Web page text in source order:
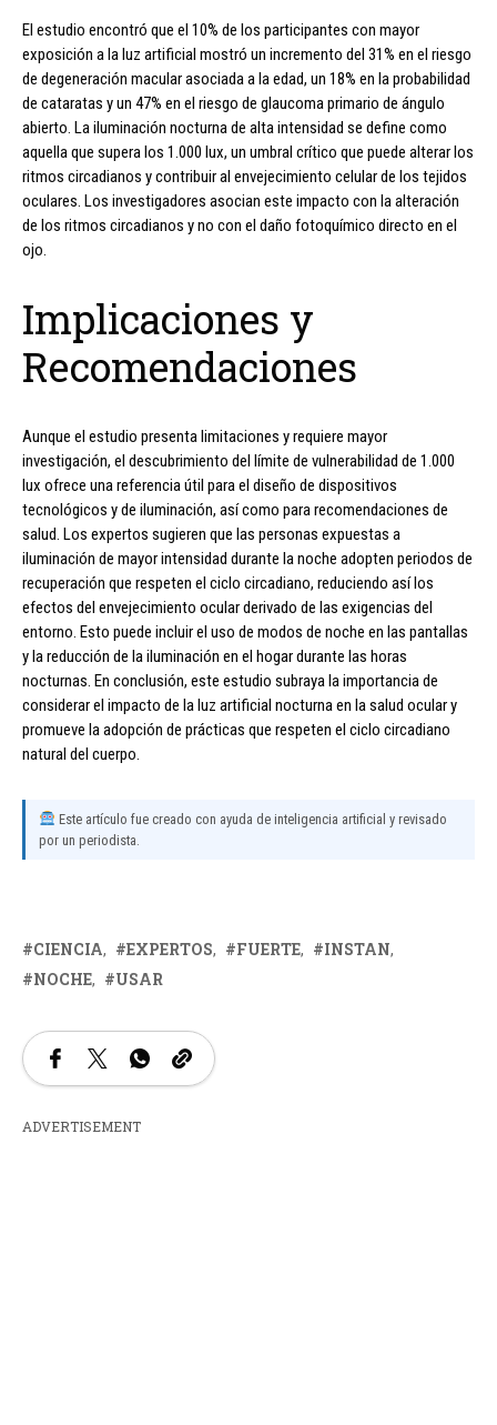
El estudio encontró que el 10% de los participantes con mayor
exposición a la luz artificial mostró un incremento del 31% en el riesgo
de degeneración macular asociada a la edad, un 18% en la probabilidad
de cataratas y un 47% en el riesgo de glaucoma primario de ángulo
abierto. La iluminación nocturna de alta intensidad se define como
aquella que supera los 1.000 lux, un umbral crítico que puede alterar los
ritmos circadianos y contribuir al envejecimiento celular de los tejidos
oculares. Los investigadores asocian este impacto con la alteración
de los ritmos circadianos y no con el daño fotoquímico directo en el
ojo.
Implicaciones y
Recomendaciones
Aunque el estudio presenta limitaciones y requiere mayor
investigación, el descubrimiento del límite de vulnerabilidad de 1.000
lux ofrece una referencia útil para el diseño de dispositivos
tecnológicos y de iluminación, así como para recomendaciones de
salud. Los expertos sugieren que las personas expuestas a
iluminación de mayor intensidad durante la noche adopten periodos de
recuperación que respeten el ciclo circadiano, reduciendo así los
efectos del envejecimiento ocular derivado de las exigencias del
entorno. Esto puede incluir el uso de modos de noche en las pantallas
y la reducción de la iluminación en el hogar durante las horas
nocturnas. En conclusión, este estudio subraya la importancia de
considerar el impacto de la luz artificial nocturna en la salud ocular y
promueve la adopción de prácticas que respeten el ciclo circadiano
natural del cuerpo.
Este artículo fue creado con ayuda de inteligencia artificial y revisado
por un periodista.
CIENCIA EXPERTOS FUERTE
INSTAN
NOCHE
USAR
ADVERTISEMENT